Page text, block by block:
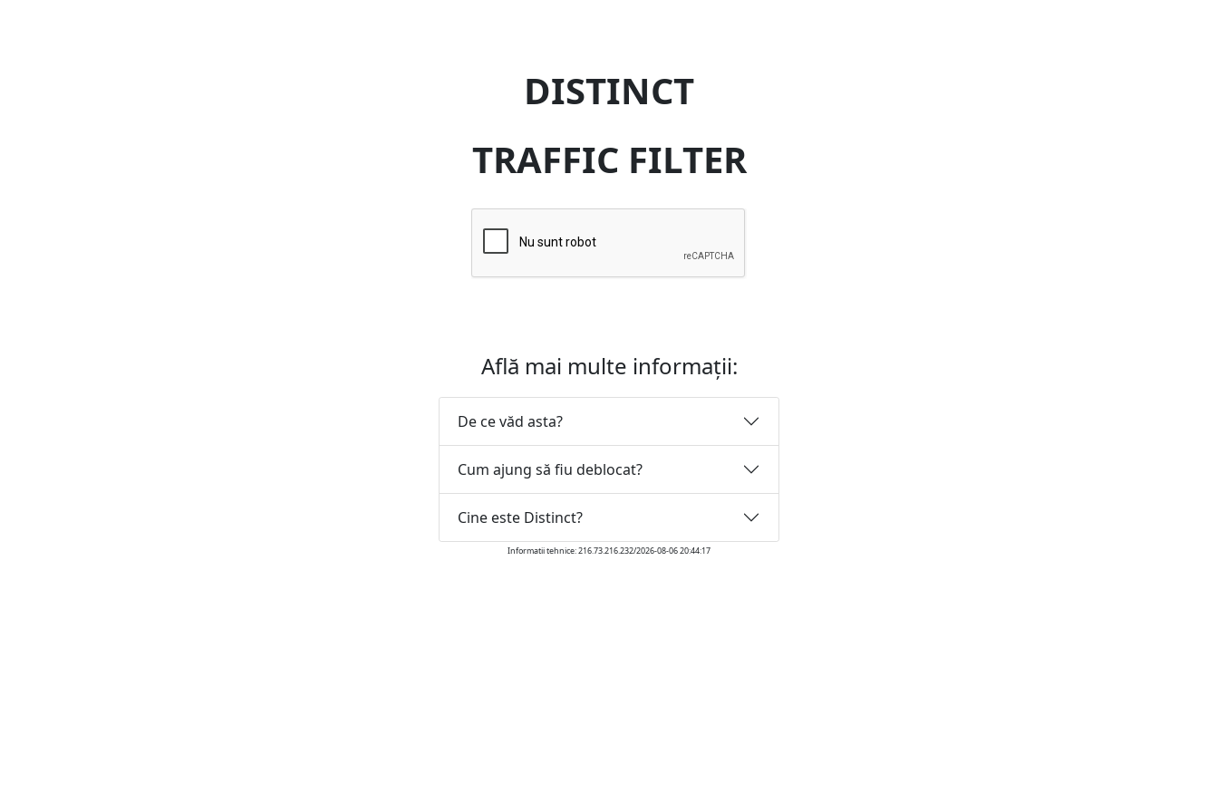
DISTINCT
TRAFFIC FILTER
Află mai multe informații:
De ce văd asta?
Cum ajung să fiu deblocat?
Cine este Distinct?
Informatii tehnice: 216.73.216.232/2026-08-06 20:44:17